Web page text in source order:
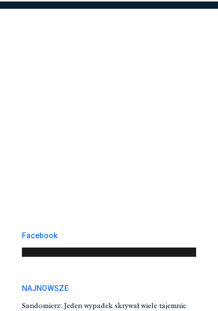
Facebook
NAJNOWSZE
Sandomierz: Jeden wypadek skrywał wiele tajemnic